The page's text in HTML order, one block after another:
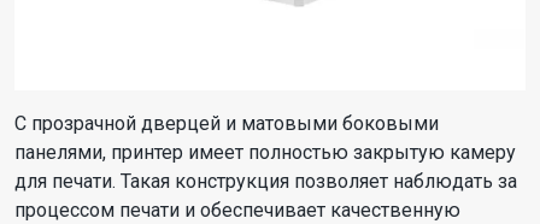
С прозрачной дверцей и матовыми боковыми
панелями, принтер имеет полностью закрытую камеру
для печати. Такая конструкция позволяет наблюдать за
процессом печати и обеспечивает качественную